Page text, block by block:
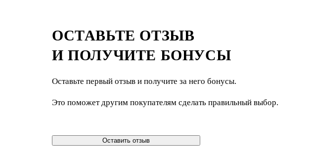
ОСТАВЬТЕ ОТЗЫВ
И ПОЛУЧИТЕ БОНУСЫ
Оставьте первый отзыв и получите за него бонусы.
Это поможет другим покупателям сделать правильный выбор.
Оставить отзыв